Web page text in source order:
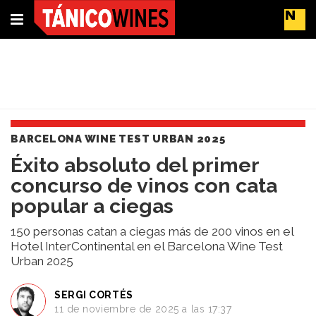
Buscar
Actualidad
Líderes
cambio
Impacto
y
Sostenibilidad
del
Vino
BARCELONA WINE TEST URBAN 2025
Éxito absoluto del primer
concurso de vinos con cata
popular a ciegas
150 personas catan a ciegas más de 200 vinos en el
Hotel InterContinental en el Barcelona Wine Test
Urban 2025
SERGI CORTÉS
11 de noviembre de 2025 a las 17:37